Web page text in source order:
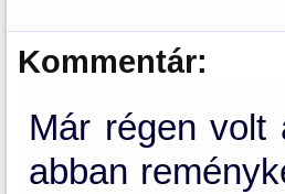
Kommentár:
Már régen volt
abban